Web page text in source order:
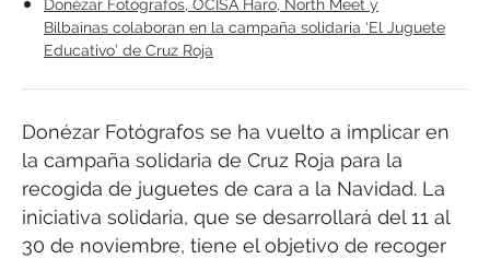
Donézar Fotógrafos, OCISA Haro, North Meet y
Bilbaínas colaboran en la campaña solidaria ‘El Juguete
Educativo’ de Cruz Roja
Donézar Fotógrafos se ha vuelto a implicar en
la campaña solidaria de Cruz Roja para la
recogida de juguetes de cara a la Navidad. La
iniciativa solidaria, que se desarrollará del 11 al
30 de noviembre, tiene el objetivo de recoger